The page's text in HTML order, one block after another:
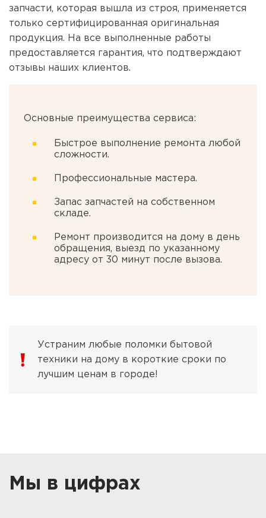
запчасти, которая вышла из строя, применяется
только сертифицированная оригинальная
продукция. На все выполненные работы
предоставляется гарантия, что подтверждают
отзывы наших клиентов.
Основные преимущества сервиса:
Быстрое выполнение ремонта любой
сложности.
Профессиональные мастера.
Запас запчастей на собственном
складе.
Ремонт производится на дому в день
обращения, выезд по указанному
адресу от 30 минут после вызова.
Устраним любые поломки бытовой
техники на дому в короткие сроки по
лучшим ценам в городе!
Мы в цифрах